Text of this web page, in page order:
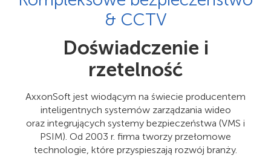
& CCTV
Doświadczenie i
rzetelność
AxxonSoft jest wiodącym na świecie producentem
inteligentnych systemów zarządzania wideo
oraz integrujących systemy bezpieczeństwa (VMS i
PSIM). Od 2003 r. firma tworzy przełomowe
technologie, które przyspieszają rozwój branży.